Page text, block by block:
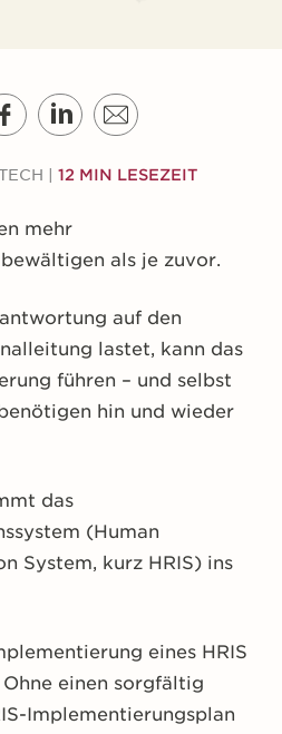
12 MIN LESEZEIT
mehr
als je zuvor.
auf den
lastet, kann das
führen – und selbst
hin und wieder
das
(Human
System, kurz HRIS) ins
eines HRIS
einen sorgfältig
Implementierungsplan